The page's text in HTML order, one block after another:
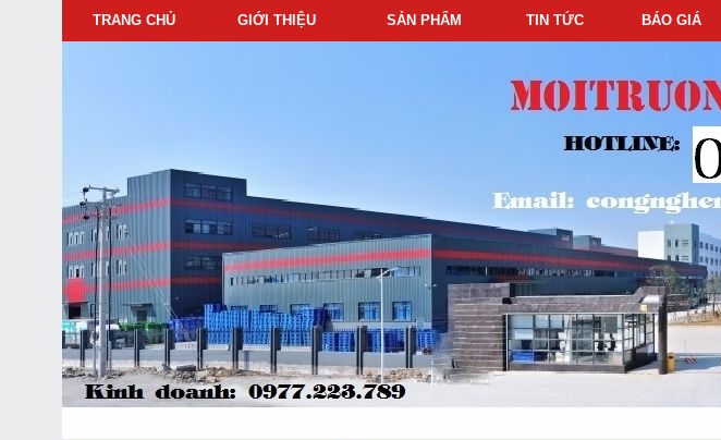
TRANG CHỦ GIỚI THIỆU SẢN PHẨM TIN TỨC BÁO GIÁ